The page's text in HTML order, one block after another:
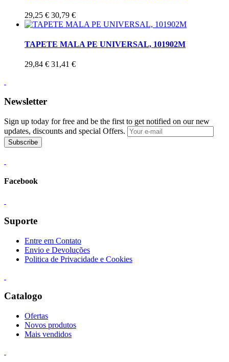
29,25 € 30,79 €
TAPETE MALA PE UNIVERSAL, 101902M
29,84 € 31,41 €
Newsletter
Sign up today for free and be the first to get notified on our new
updates, discounts and special Offers.
Subscribe
Facebook
Suporte
Entre em Contato
Envio e Devoluções
Politica de Privacidade e Cookies
Catalogo
Ofertas
Novos produtos
Mais vendidos